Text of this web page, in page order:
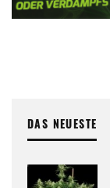
DAS NEUESTE